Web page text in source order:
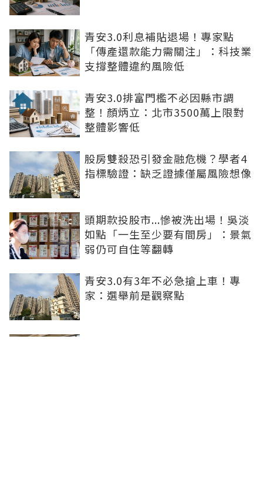
青安3.0利息補貼退場！專家點
「傳產還款能力需關注」：科技業
支撐整體違約風險低
青安3.0排富門檻不必因縣市調
整！顏炳立：北市3500萬上限對
整體影響低
股房雙殺恐引發金融危機？學者4
指標驗證：缺乏證據僅屬風險想像
頭期款投股市...慘被洗出場！吳淡
如點「一生至少要有間房」：景氣
弱仍可自住等翻轉
青安3.0有3年不必急搶上車！專
家：選舉前是觀察點